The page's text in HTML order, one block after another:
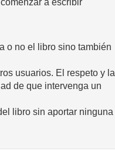
a escribir
o no el libro sino también
usuarios. El respeto y la
de que intervenga un
libro sin aportar ninguna